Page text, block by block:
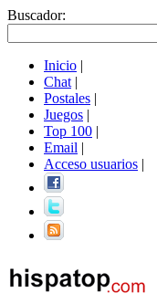
Buscador:
Inicio |
Chat |
Postales |
Juegos |
Top 100 |
Email |
Acceso usuarios |